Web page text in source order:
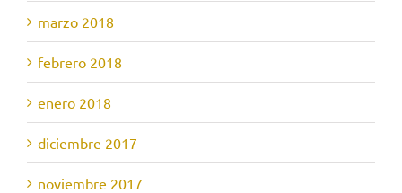
marzo 2018
febrero 2018
enero 2018
diciembre 2017
noviembre 2017